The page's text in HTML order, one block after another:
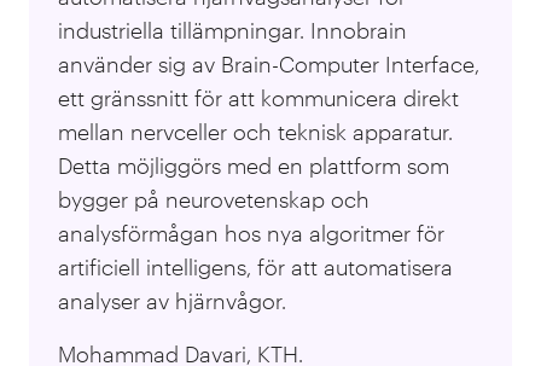
industriella tillämpningar. Innobrain
använder sig av Brain-Computer Interface,
ett gränssnitt för att kommunicera direkt
mellan nervceller och teknisk apparatur.
Detta möjliggörs med en plattform som
bygger på neurovetenskap och
analysförmågan hos nya algoritmer för
artificiell intelligens, för att automatisera
analyser av hjärnvågor.
Mohammad Davari, KTH.